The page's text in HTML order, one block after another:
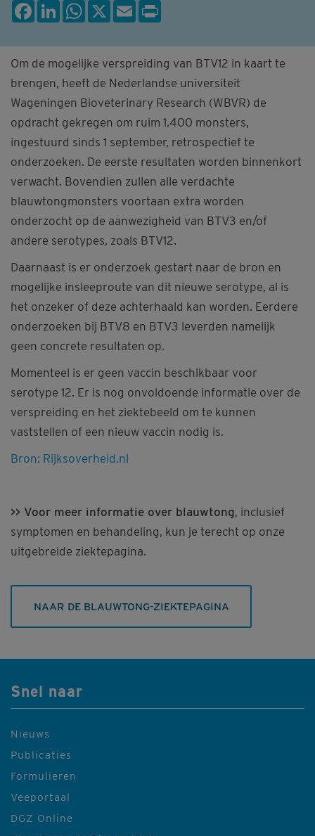
FacebookLinkedInWhatsApp
X Email
Om de mogelijke verspreiding van BTV12 in kaart te
brengen, heeft de Nederlandse universiteit
Wageningen Bioveterinary Research (WBVR) de
opdracht gekregen om ruim 1.400 monsters,
ingestuurd sinds 1 september, retrospectief te
onderzoeken. De eerste resultaten worden binnenkort
verwacht. Bovendien zullen alle verdachte
blauwtongmonsters voortaan extra worden
onderzocht op de aanwezigheid van BTV3 en/of
andere serotypes, zoals BTV12.
Daarnaast is er onderzoek gestart naar de bron en
mogelijke insleeproute van dit nieuwe serotype, al is
het onzeker of deze achterhaald kan worden. Eerdere
onderzoeken bij BTV8 en BTV3 leverden namelijk
geen concrete resultaten op.
Momenteel is er geen vaccin beschikbaar voor
serotype 12. Er is nog onvoldoende informatie over de
verspreiding en het ziektebeeld om te kunnen
vaststellen of een nieuw vaccin nodig is.
Bron: Rijksoverheid.nl
>> Voor meer informatie over blauwtong, inclusief
symptomen en behandeling, kun je terecht op onze
uitgebreide ziektepagina.
NAAR DE BLAUWTONG-ZIEKTEPAGINA
Snel naar
Nieuws
Publicaties
Formulieren
Veeportaal
DGZ Online